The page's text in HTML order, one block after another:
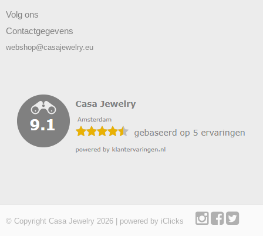
Volg ons
Contactgegevens
webshop@casajewelry.eu
© Copyright Casa Jewelry 2026 | powered by iClicks